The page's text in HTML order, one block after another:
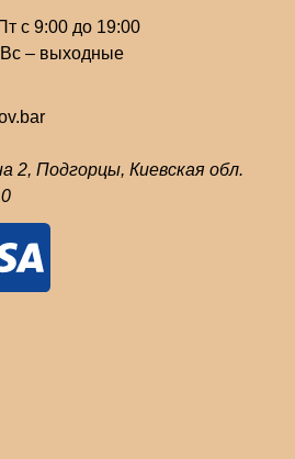
с 9:00 до 19:00
– выходные
2, Подгорцы, Киевская обл.